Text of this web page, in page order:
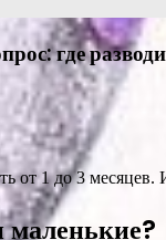
где
от 1 до 3
маленькие?